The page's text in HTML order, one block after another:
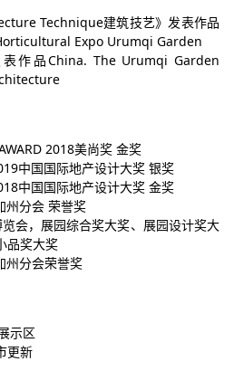
Technique建筑技艺》发表作品
Expo Urumqi Garden
作品China. The Urumqi Garden
2018美尚奖 金奖
中国国际地产设计大奖 银奖
中国国际地产设计大奖 金奖
州分会 荣誉奖
会，展园综合奖大奖、展园设计奖大
品奖大奖
州分会荣誉奖
示区
更新